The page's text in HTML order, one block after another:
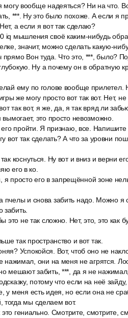
могу вообще надеяться? Ни на что.
***. Ну это было похоже. А если я
а если я вот так сделаю?
iq мышления своё каким-нибудь
значит, можно сделать какую-
прямо Вон туда. Что это, ***, было?
Ну а почему он в обратную
ему по голове вообще прилетел.
же могу просто вот так вот. Нет, не
так вот, я же, да, я так вряд ли
это просто невозможно.
пройти. Я признаю, все.
вот так сделать? А что за уровни
коснуться. Ну вот и вниз и верни
его в ко.
я просто его в запрещённой зоне
пчелы и снова забить надо. Можно я
забить.
это не так сложно. Нет, это, это как
так пространство и вот так.
Успокойся. Вот, чтоб оно не
они на меня не агрятся.
мешают забить, ***, да я не нажимал,
потому что если на неё
у меня есть идея, но если она не
тогда мы сделаем вот.
это гениально. Смотрите, смотрите,